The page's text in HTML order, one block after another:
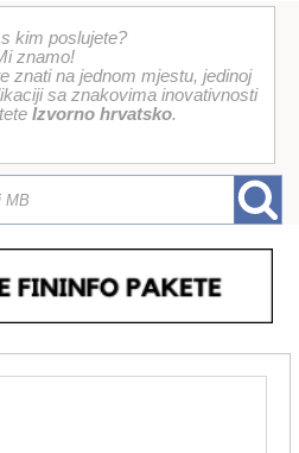
kim poslujete?
znamo!
znati na jednom mjestu, jedinoj
sa znakovima inovativnosti
Izvorno hrvatsko.